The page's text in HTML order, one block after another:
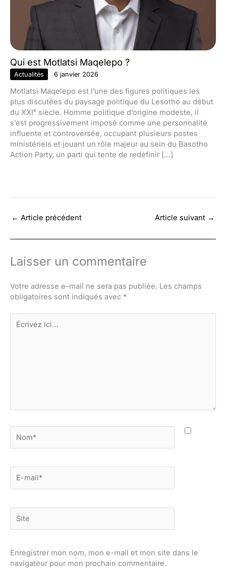
Qui est Motlatsi Maqelepo ?
Actualités 6 janvier 2026
Motlatsi Maqelepo est l’une des figures politiques les
plus discutées du paysage politique du Lesotho au début
du XXIᵉ siècle. Homme politique d’origine modeste, il
s’est progressivement imposé comme une personnalité
influente et controversée, occupant plusieurs postes
ministériels et jouant un rôle majeur au sein du Basotho
Action Party, un parti qui tente de redéfinir […]
← Article précédent Article suivant →
Laisser un commentaire
Votre adresse e-mail ne sera pas publiée. Les champs
obligatoires sont indiqués avec *
Écrivez
ici…
mail*
Enregistrer mon nom, mon e-mail et mon site dans le
navigateur pour mon prochain commentaire.